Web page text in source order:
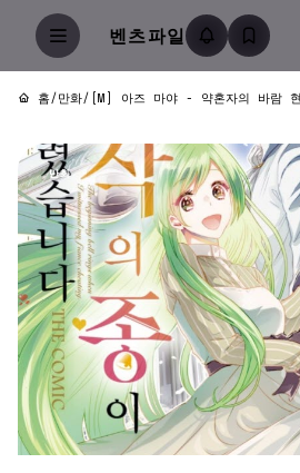
벤츠파일
홈/만화/ [M] 아즈 마야 - 약혼자의 바람
만화